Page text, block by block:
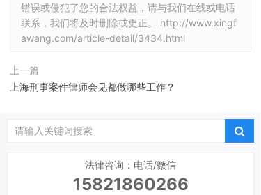
错误或侵犯了您的合法权益，请与我们在线或电话
联系，我们将及时删除或更正。 http://www.xingf
awang.com/article-detail/3434.html
上一篇
上海刑事案件律师会见都做哪些工作？
法律咨询：电话/微信
15821860266